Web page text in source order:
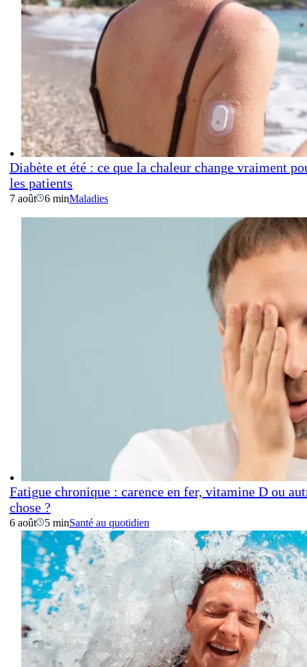
Diabète et été : ce que la chaleur change vraiment
les patients
7 août 6 minMaladies
Fatigue chronique : carence en fer, vitamine D ou
chose ?
6 août 5 minSanté au quotidien